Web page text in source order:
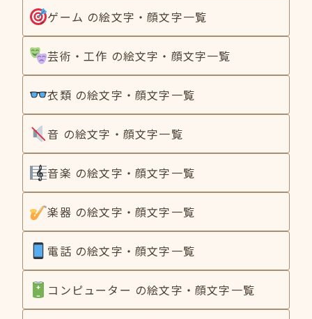
ゲーム の絵文字・顔文字一覧
芸術・工作 の絵文字・顔文字一覧
衣類 の絵文字・顔文字一覧
音 の絵文字・顔文字一覧
音楽 の絵文字・顔文字一覧
楽器 の絵文字・顔文字一覧
電話 の絵文字・顔文字一覧
コンピューター の絵文字・顔文字一覧